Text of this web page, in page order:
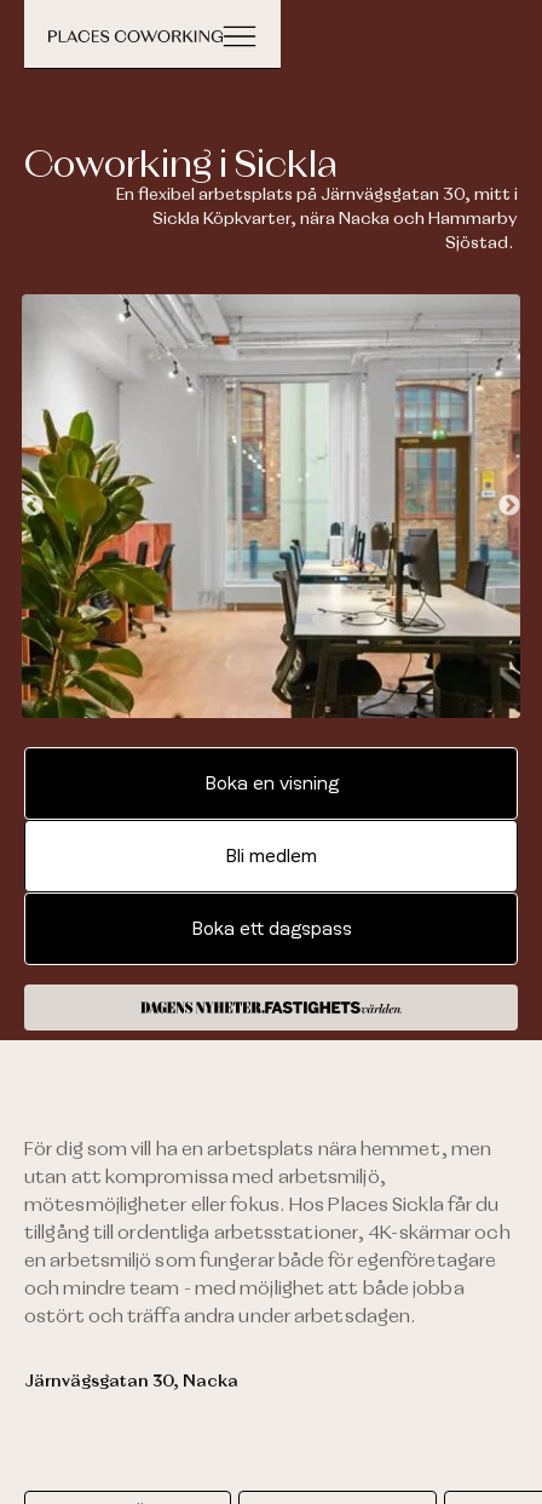
Coworking i Sickla
En flexibel arbetsplats på Järnvägsgatan 30, mitt i
Sickla Köpkvarter, nära Nacka och Hammarby
Sjöstad.
Boka en visning
Bli medlem
Boka ett dagspass
För dig som vill ha en arbetsplats nära hemmet, men
utan att kompromissa med arbetsmiljö,
mötesmöjligheter eller fokus. Hos Places Sickla får du
tillgång till ordentliga arbetsstationer, 4K-skärmar och
en arbetsmiljö som fungerar både för egenföretagare
och mindre team - med möjlighet att både jobba
ostört och träffa andra under arbetsdagen.
Järnvägsgatan 30, Nacka